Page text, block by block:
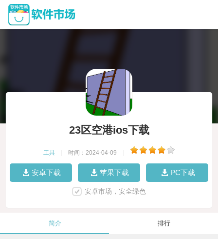
23区空港ios下载
工具 时间：2024-04-09
安卓下载 苹果下载 PC下载
安卓市场，安全绿色
简介 排行